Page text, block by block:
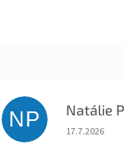
NP Natálie
Hodnocení
17.7.2026